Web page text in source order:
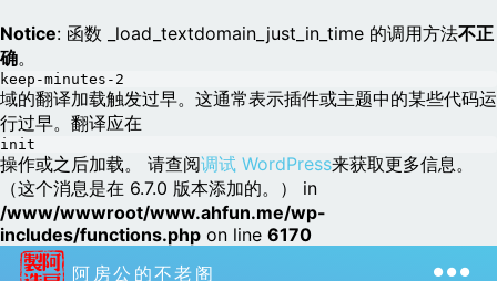
Notice: 函数 _load_textdomain_just_in_time 的调用方法不正
确。
keep-minutes-2
域的翻译加载触发过早。这通常表示插件或主题中的某些代码运
行过早。翻译应在
init
操作或之后加载。 请查阅调试 WordPress来获取更多信息。
（这个消息是在 6.7.0 版本添加的。） in
/www/wwwroot/www.ahfun.me/wp-
includes/functions.php on line 6170
阿房公的不老阁